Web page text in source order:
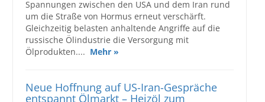
Spannungen zwischen den USA und dem Iran rund
um die Straße von Hormus erneut verschärft.
Gleichzeitig belasten anhaltende Angriffe auf die
russische Ölindustrie die Versorgung mit
Ölprodukten.... Mehr »
Neue Hoffnung auf US-Iran-Gespräche
entspannt Ölmarkt – Heizöl zum